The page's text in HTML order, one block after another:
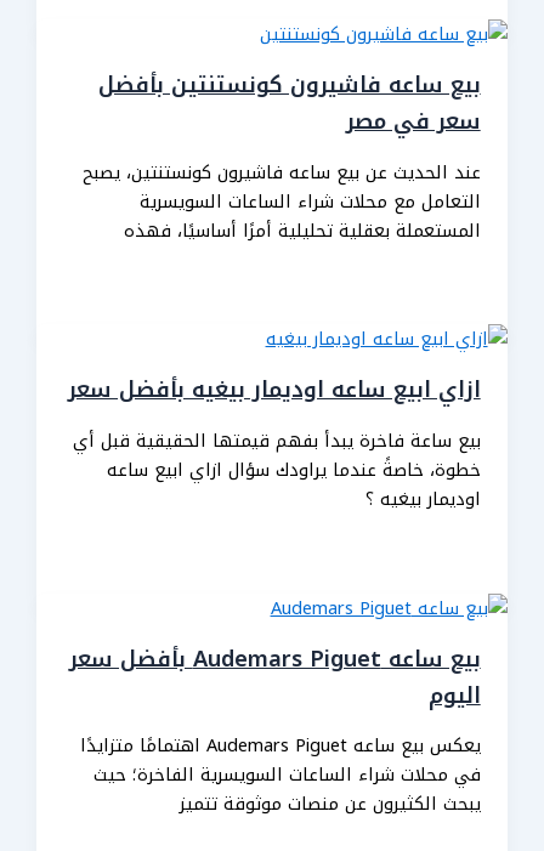
بيع ساعه فاشيرون كونستنتين بأفضل
سعر في مصر
عند الحديث عن بيع ساعه فاشيرون كونستنتين، يصبح
التعامل مع محلات شراء الساعات السويسرية
المستعملة بعقلية تحليلية أمرًا أساسيًا، فهذه
ازاي ابيع ساعه اوديمار بيغيه بأفضل سعر
بيع ساعة فاخرة يبدأ بفهم قيمتها الحقيقية قبل أي
خطوة، خاصةً عندما يراودك سؤال ازاي ابيع ساعه
اوديمار بيغيه ؟
بيع ساعه Audemars Piguet بأفضل سعر
اليوم
يعكس بيع ساعه Audemars Piguet اهتمامًا متزايدًا
في محلات شراء الساعات السويسرية الفاخرة؛ حيث
يبحث الكثيرون عن منصات موثوقة تتميز